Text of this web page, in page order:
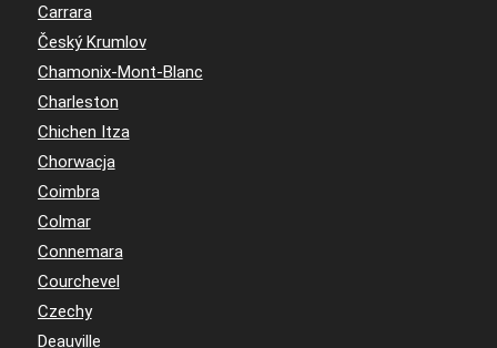
Carrara
Český Krumlov
Chamonix-Mont-Blanc
Charleston
Chichen Itza
Chorwacja
Coimbra
Colmar
Connemara
Courchevel
Czechy
Deauville